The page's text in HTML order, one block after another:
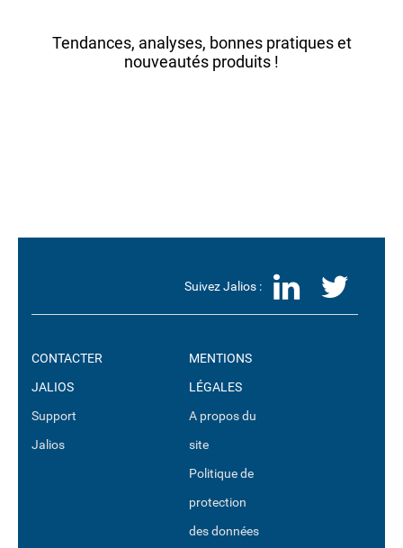
Tendances, analyses, bonnes pratiques et
nouveautés produits !
Suivez Jalios :
CONTACTER
JALIOS
Support
Jalios
MENTIONS
LÉGALES
A propos du
site
Politique de
protection
des données